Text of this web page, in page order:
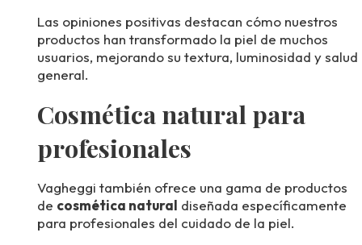
Las opiniones positivas destacan cómo nuestros
productos han transformado la piel de muchos
usuarios, mejorando su textura, luminosidad y salud
general.
Cosmética natural para
profesionales
Vagheggi también ofrece una gama de productos
de cosmética natural diseñada específicamente
para profesionales del cuidado de la piel.